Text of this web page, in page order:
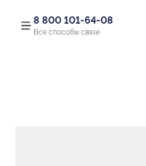
8 800 101-64-08
Все способы связи